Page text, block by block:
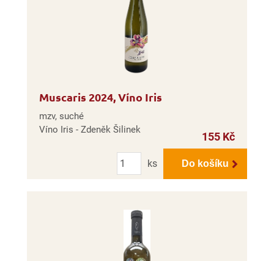
Muscaris 2024, Víno Iris
mzv, suché
Víno Iris - Zdeněk Šilinek
155 Kč
Počet
ks
Do košíku